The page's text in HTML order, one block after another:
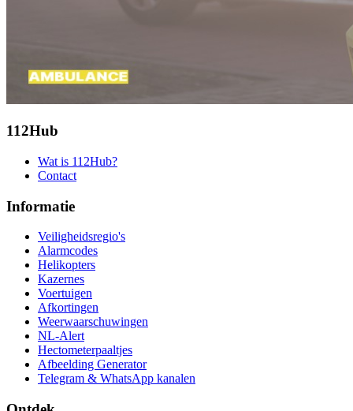
112Hub
Wat is 112Hub?
Contact
Informatie
Veiligheidsregio's
Alarmcodes
Helikopters
Kazernes
Voertuigen
Afkortingen
Weerwaarschuwingen
NL-Alert
Hectometerpaaltjes
Afbeelding Generator
Telegram & WhatsApp kanalen